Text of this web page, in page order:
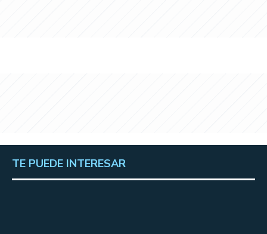
TE PUEDE INTERESAR